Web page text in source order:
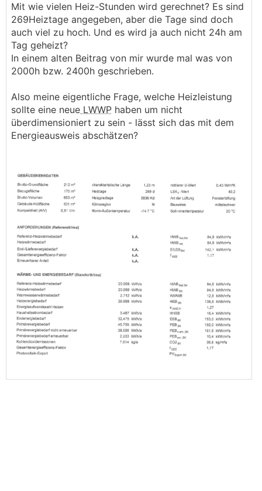
Mit wie vielen Heiz-Stunden wird gerechnet? Es sind
269Heiztage angegeben, aber die Tage sind doch
auch viel zu hoch. Und es wird ja auch nicht 24h am
Tag geheizt?
In einem alten Beitrag von mir wurde mal was von
2000h bzw. 2400h geschrieben.
Also meine eigentliche Frage, welche Heizleistung
sollte eine neue LWWP haben um nicht
überdimensioniert zu sein - lässt sich das mit dem
Energieausweis abschätzen?